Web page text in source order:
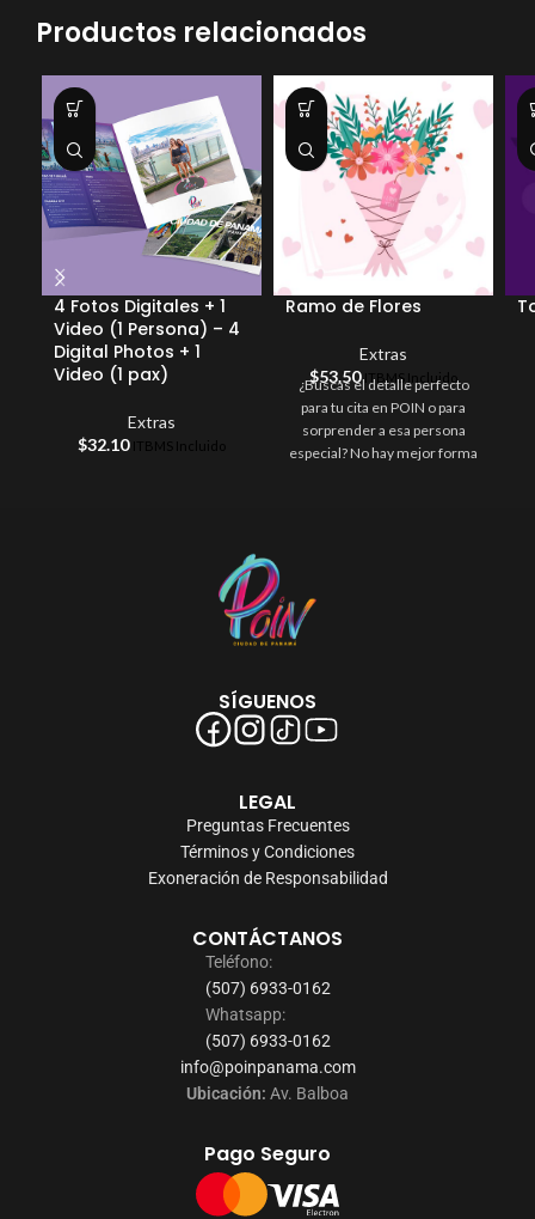
Productos relacionados
4 Fotos Digitales + 1
Video (1 Persona) – 4
Digital Photos + 1
Video (1 pax)
Extras
$32.10 ITBMS Incluido
Ramo de Flores
Extras
$53.50 ITBMS Incluido
¿Buscas el detalle perfecto
para tu cita en POIN o para
sorprender a esa persona
especial? No hay mejor forma
SÍGUENOS
LEGAL
Preguntas Frecuentes
Términos y Condiciones
Exoneración de Responsabilidad
CONTÁCTANOS
Teléfono:
(507) 6933-0162
Whatsapp:
(507) 6933-0162
info@poinpanama.com
Ubicación: Av. Balboa
Pago Seguro